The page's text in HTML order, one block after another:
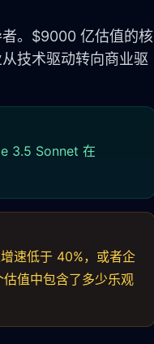
。$9000 亿估值的核
技术驱动转向商业驱
3.5 Sonnet 在
速低于 40%，或者企
值中包含了多少乐观